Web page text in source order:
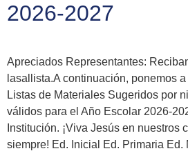
2026-2027
Apreciados Representantes:
lasallista.A continuación, ponemos
Listas de Materiales Sugeridos por
válidos para el Año Escolar 2026-
Institución. ¡Viva Jesús en
siempre! Ed. Inicial Ed. Primaria Ed.